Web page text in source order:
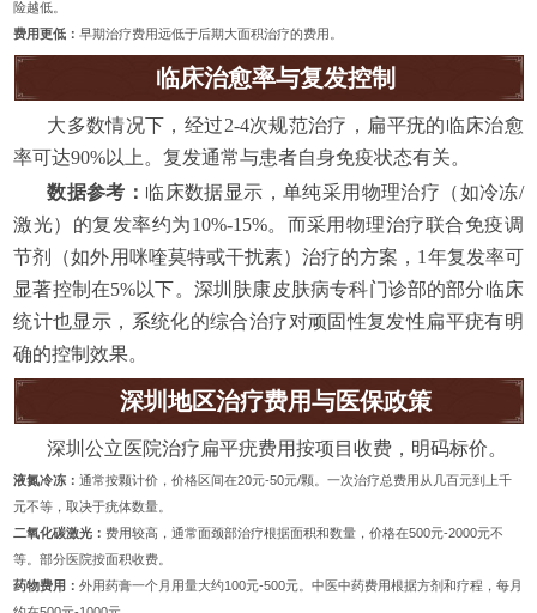
险越低。
费用更低：早期治疗费用远低于后期大面积治疗的费用。
临床治愈率与复发控制
大多数情况下，经过2-4次规范治疗，扁平疣的临床治愈
率可达90%以上。复发通常与患者自身免疫状态有关。
数据参考： 临床数据显示，单纯采用物理治疗（如冷冻/
激光）的复发率约为10%-15%。而采用物理治疗联合免疫调
节剂（如外用咪喹莫特或干扰素）治疗的方案，1年复发率可
显著控制在5%以下。深圳肤康皮肤病专科门诊部的部分临床
统计也显示，系统化的综合治疗对顽固性复发性扁平疣有明
确的控制效果。
深圳地区治疗费用与医保政策
深圳公立医院治疗扁平疣费用按项目收费，明码标价。
液氮冷冻：通常按颗计价，价格区间在20元-50元/颗。一次治疗总费用从几百元到上千
元不等，取决于疣体数量。
二氧化碳激光：费用较高，通常面颈部治疗根据面积和数量，价格在500元-2000元不
等。部分医院按面积收费。
药物费用：外用药膏一个月用量大约100元-500元。中医中药费用根据方剂和疗程，每月